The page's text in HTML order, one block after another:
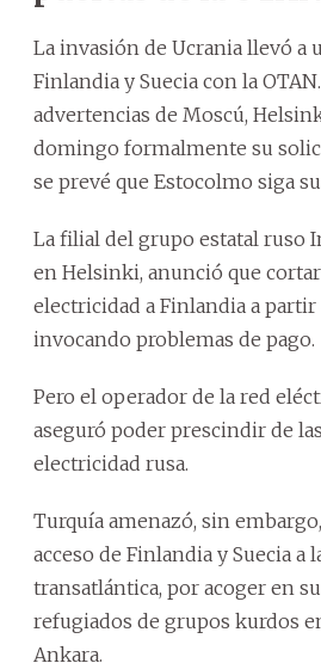
La invasión de Ucrania llevó a
Finlandia y Suecia con la
advertencias de Moscú,
domingo formalmente su
se prevé que Estocolmo siga
La filial del grupo estatal ruso
en Helsinki, anunció que
electricidad a Finlandia a partir
invocando problemas de pago.
Pero el operador de la red
aseguró poder prescindir de
electricidad rusa.
Turquía amenazó, sin
acceso de Finlandia y Suecia a
transatlántica, por acoger en
refugiados de grupos kurdos
Ankara.